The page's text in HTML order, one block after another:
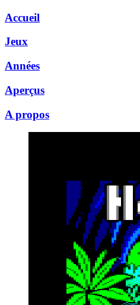
Accueil
Jeux
Années
Aperçus
A propos